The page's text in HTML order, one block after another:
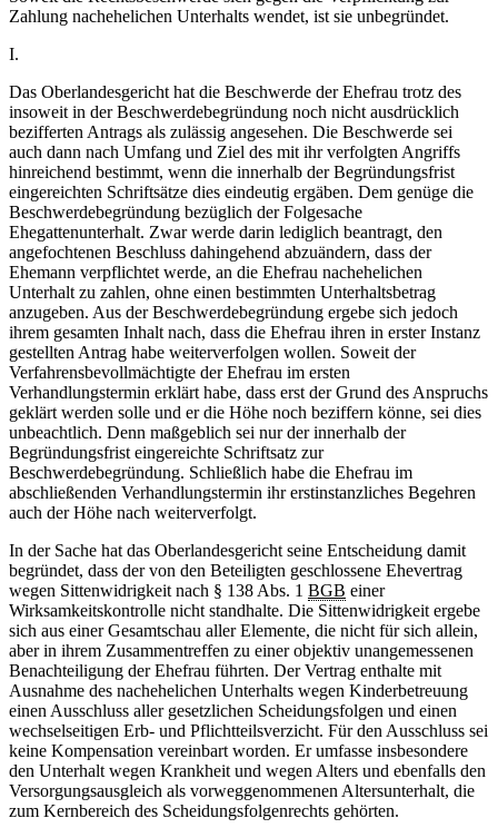
Zahlung nachehelichen Unterhalts wendet, ist sie unbegründet.
I.
Das Oberlandesgericht hat die Beschwerde der Ehefrau trotz des
insoweit in der Beschwerdebegründung noch nicht ausdrücklich
bezifferten Antrags als zulässig angesehen. Die Beschwerde sei
auch dann nach Umfang und Ziel des mit ihr verfolgten Angriffs
hinreichend bestimmt, wenn die innerhalb der Begründungsfrist
eingereichten Schriftsätze dies eindeutig ergäben. Dem genüge die
Beschwerdebegründung bezüglich der Folgesache
Ehegattenunterhalt. Zwar werde darin lediglich beantragt, den
angefochtenen Beschluss dahingehend abzuändern, dass der
Ehemann verpflichtet werde, an die Ehefrau nachehelichen
Unterhalt zu zahlen, ohne einen bestimmten Unterhaltsbetrag
anzugeben. Aus der Beschwerdebegründung ergebe sich jedoch
ihrem gesamten Inhalt nach, dass die Ehefrau ihren in erster Instanz
gestellten Antrag habe weiterverfolgen wollen. Soweit der
Verfahrensbevollmächtigte der Ehefrau im ersten
Verhandlungstermin erklärt habe, dass erst der Grund des Anspruchs
geklärt werden solle und er die Höhe noch beziffern könne, sei dies
unbeachtlich. Denn maßgeblich sei nur der innerhalb der
Begründungsfrist eingereichte Schriftsatz zur
Beschwerdebegründung. Schließlich habe die Ehefrau im
abschließenden Verhandlungstermin ihr erstinstanzliches Begehren
auch der Höhe nach weiterverfolgt.
In der Sache hat das Oberlandesgericht seine Entscheidung damit
begründet, dass der von den Beteiligten geschlossene Ehevertrag
wegen Sittenwidrigkeit nach § 138 Abs. 1 BGB einer
Wirksamkeitskontrolle nicht standhalte. Die Sittenwidrigkeit ergebe
sich aus einer Gesamtschau aller Elemente, die nicht für sich allein,
aber in ihrem Zusammentreffen zu einer objektiv unangemessenen
Benachteiligung der Ehefrau führten. Der Vertrag enthalte mit
Ausnahme des nachehelichen Unterhalts wegen Kinderbetreuung
einen Ausschluss aller gesetzlichen Scheidungsfolgen und einen
wechselseitigen Erb- und Pflichtteilsverzicht. Für den Ausschluss sei
keine Kompensation vereinbart worden. Er umfasse insbesondere
den Unterhalt wegen Krankheit und wegen Alters und ebenfalls den
Versorgungsausgleich als vorweggenommenen Altersunterhalt, die
zum Kernbereich des Scheidungsfolgenrechts gehörten.